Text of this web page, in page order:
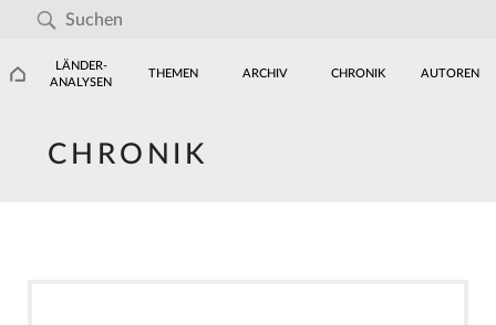
LÄNDER-
ANALYSEN
THEMEN ARCHIV CHRONIK AUTOREN
CHRONIK